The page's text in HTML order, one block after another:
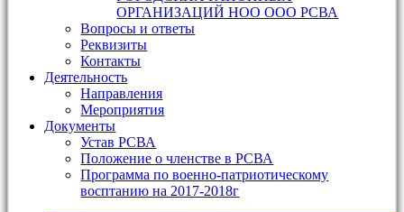
ОРГАНИЗАЦИЙ НОО ООО РСВА
Вопросы и ответы
Реквизиты
Контакты
Деятельность
Направления
Мероприятия
Документы
Устав РСВА
Положение о членстве в РСВА
Программа по военно-патриотическому
восптанию на 2017-2018г